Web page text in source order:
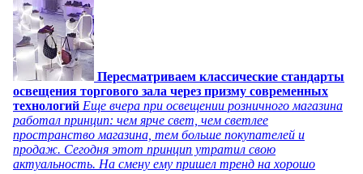
Пересматриваем классические стандарты
освещения торгового зала через призму современных
технологий Еще вчера при освещении розничного магазина
работал принцип: чем ярче свет, чем светлее
пространство магазина, тем больше покупателей и
продаж. Сегодня этот принцип утратил свою
актуальность. На смену ему пришел тренд на хорошо